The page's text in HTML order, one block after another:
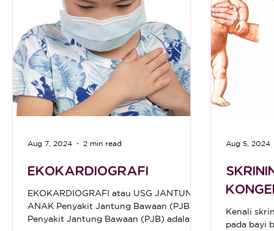
EKOKARDIOGRAFI
EKOKARDIOGRAFI atau USG JANTUNG
ANAK Penyakit Jantung Bawaan (PJB)
Penyakit Jantung Bawaan (PJB) adalah
Aug 7, 2024 2 min read
Kenali
pada bayi baru
Aug 5, 2024